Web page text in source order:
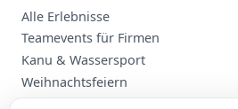
Alle Erlebnisse
Teamevents für Firmen
Kanu & Wassersport
Weihnachtsfeiern